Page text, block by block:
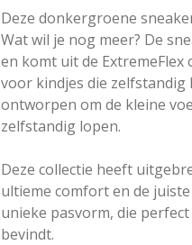
Deze donkergroene
Wat wil je nog meer? De
en komt uit de ExtremeFlex
voor kindjes die zelfstandig
ontworpen om de kleine
zelfstandig lopen.
Deze collectie heeft
ultieme comfort en de
unieke pasvorm, die
bevindt.